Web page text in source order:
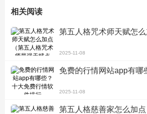
相关阅读
第五人格咒术师天赋怎
2025-11-08
免费的行情网站app有
2025-11-08
第五人格慈善家怎么加